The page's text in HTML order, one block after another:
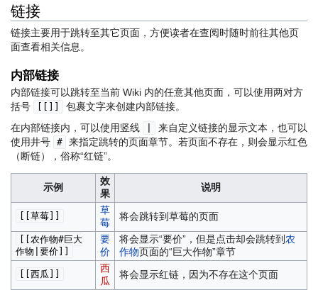
链接
链接主要用于跳转至其它页面，方便读者在查阅时随时前往其他页
面查看相关信息。
内部链接
内部链接可以跳转至当前 Wiki 内的任意其他页面，可以使用两对方
括号
包裹文字来创建内部链接。
在内部链接内，可以使用竖线
来自定义链接的显示文本，也可以
使用井号 # 来指定跳转的页面章节。若页面不存在，则会显示红色
（断链），俗称“红链”。
示例
效
果
说明
[[草莓]]
草
莓
将会跳转到草莓的页面
[[农作物#巨大
作物|要价]]
要
价
将会显示“要价”，但是点击却会跳转到 农
作物页面的“巨大作物”章节
[[西瓜]]
西
瓜
将会显示红链，因为不存在这个页面